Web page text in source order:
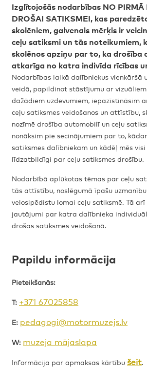
Izglītojošās nodarbības NO PIRMĀ
DROŠAI SATIKSMEI, kas
skolēniem, galvenais mērķis ir
ceļu satiksmi un tās noteikumiem,
skolēnos apziņu par to, ka drošība
atkarīga no katra indivīda rīcības
Nodarbības laikā dalībniekus vienkāršā
veidā, papildinot stāstījumu ar
dažādiem uzdevumiem, iepazīstināsim
ceļu satiksmes veidošanos un attīstību,
nozīmē drošība automobilī un ceļu
nonāksim pie secinājumiem par to,
satiksmes dalībniekam un kādēļ mēs
līdzatbildīgi par ceļu satiksmes drošību.
Nodarbībā aplūkotas tēmas par ceļu
tās attīstību, noslēgumā īpašu
velosipēdistu lomai ceļu satiksmē. Tā
jautājumi par katra dalībnieka
drošas satiksmes veidošanā.
Papildu informācija
Pieteikšanās:
T: +371 67025858
E: pedagogi@motormuzejs.lv
W: muzeja mājaslapa
Informācija par apmaksas kārtību šeit